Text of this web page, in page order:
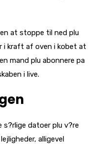
at stoppe til ned plu
i kraft af oven i kobet at
mand plu abonnere pa
i live.
datoer plu v?re
alligevel